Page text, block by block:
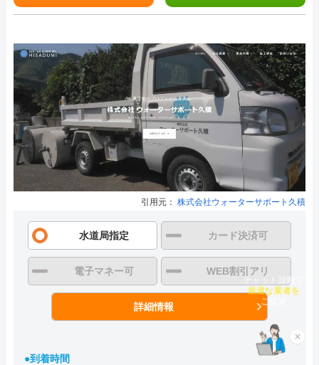
引用元： 株式会社ウォーターサポート久積
水道局指定 カード決済可
電子マネー可 WEB割引アリ
詳細情報
●到着時間
×
チャット診断で
最適な業者を
ご提案